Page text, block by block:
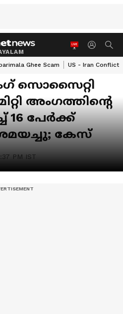
Ghee Scam US - Iran Conflict
സൊസൈറ്റി
അംഗത്തിന്‍റെ
16 പേർക്ക്
കേസ്
PM IST